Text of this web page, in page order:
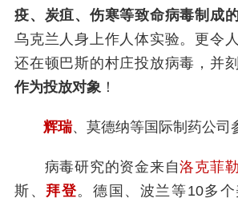
疫、炭疽、伤寒等致命病毒制成
乌克兰人身上作人体实验。更令
还在顿巴斯的村庄投放病毒，并
作为投放对象 ！
辉瑞、莫德纳等国际制药公司
病毒研究的资金来自洛克菲勒
斯、 拜登。德国、波兰等10多